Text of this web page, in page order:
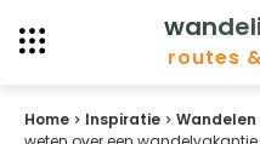
routes
Home Inspiratie